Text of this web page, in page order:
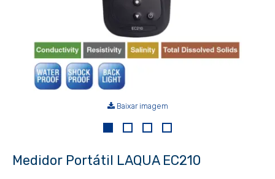
Baixar imagem
Medidor Portátil LAQUA EC210